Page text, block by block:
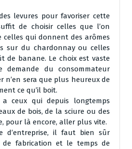
levures pour favoriser cette
de choisir celles que l’on
celles qui donnent des arômes
sur du chardonnay ou celles
de banane. Le choix est vaste
du consommateur
n’en sera que plus heureux de
ce qu’il boit.
ceux qui depuis longtemps
de bois, de la sciure ou des
pour là encore, aller plus vite.
d’entreprise, il faut bien sûr
de fabrication et le temps de